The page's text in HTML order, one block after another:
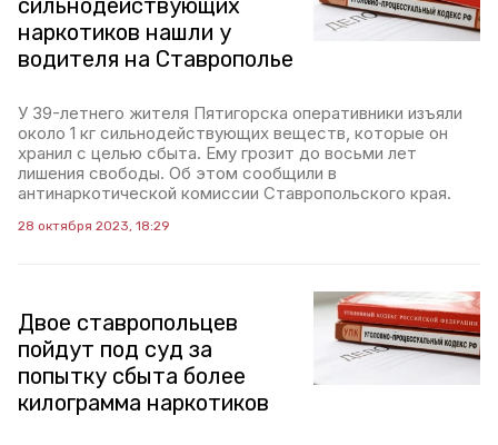
сильнодействующих
наркотиков нашли у
водителя на Ставрополье
У 39-летнего жителя Пятигорска оперативники изъяли
около 1 кг сильнодействующих веществ, которые он
хранил с целью сбыта. Ему грозит до восьми лет
лишения свободы. Об этом сообщили в
антинаркотической комиссии Ставропольского края.
28 октября 2023, 18:29
Двое ставропольцев
пойдут под суд за
попытку сбыта более
килограмма наркотиков